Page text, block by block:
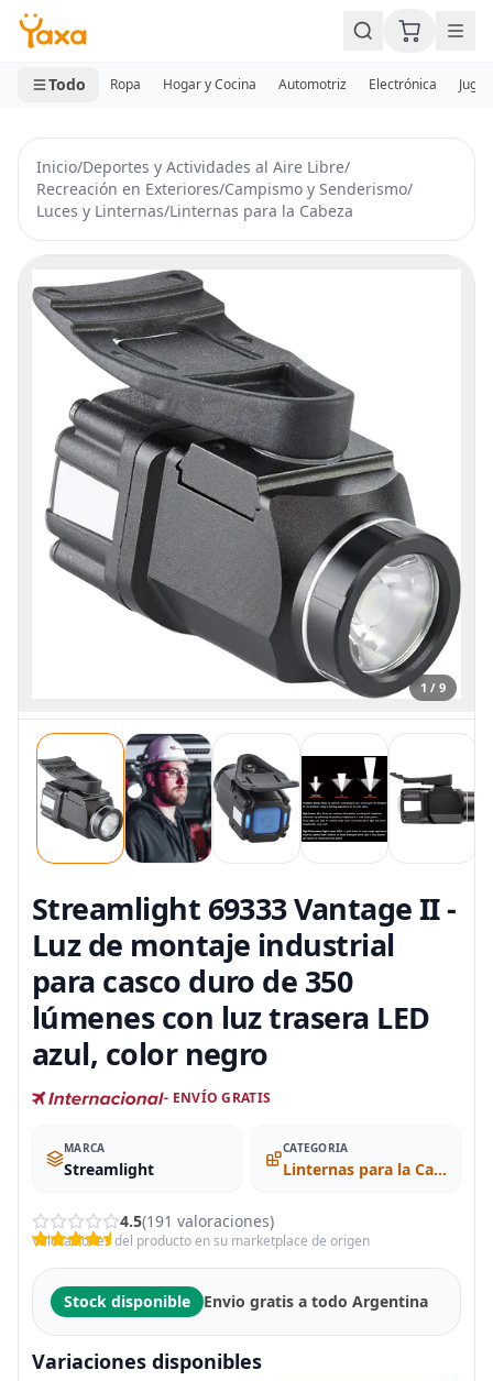
MINI CARRITO
0 productos
Todo Ropa Hogar y Cocina Automotriz Electrónica
Inicio/Deportes y Actividades al Aire Libre/
Recreación en Exteriores/Campismo y Senderismo/
Luces y Linternas/Linternas para la Cabeza
1 / 9
Streamlight 69333 Vantage II -
Luz de montaje industrial
para casco duro de 350
lúmenes con luz trasera LED
azul, color negro
- ENVÍO GRATIS
MARCA
Streamlight
CATEGORIA
Linternas para la Cabeza
4.5(191 valoraciones)
Valoraciones del producto en su marketplace de origen
Stock disponible Envio gratis a todo Argentina
Variaciones disponibles